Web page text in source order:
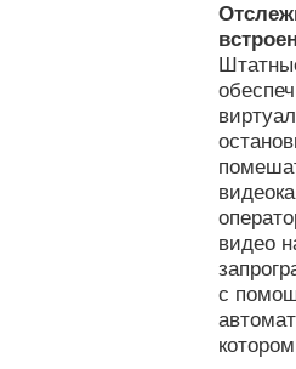
видео
с